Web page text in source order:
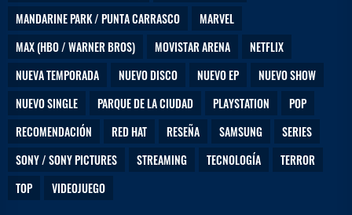
MANDARINE PARK / PUNTA CARRASCO
MARVEL
MAX (HBO / WARNER BROS)
MOVISTAR ARENA
NETFLIX
NUEVA TEMPORADA
NUEVO DISCO NUEVO EP
NUEVO SHOW
NUEVO SINGLE
PARQUE DE LA CIUDAD PLAYSTATION
POP
RECOMENDACIÓN
RED HAT RESEÑA SAMSUNG
SERIES
SONY / SONY PICTURES
STREAMING TECNOLOGÍA
TERROR
TOP
VIDEOJUEGO